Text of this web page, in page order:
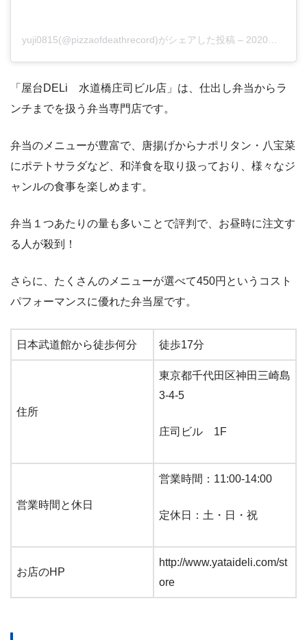
yuji0815(@pizzaofdeathrecord)がシェアした投稿 – 2020年 1月月22日午後9時06分PST
「屋台DELi 水道橋庄司ビル店」は、仕出し弁当からラ
ンチまでを扱う弁当専門店です。
弁当のメニューが豊富で、唐揚げからナポリタン・八宝菜
にポテトサラダなど、和洋食を取り扱っており、様々なジ
ャンルの食事を楽しめます。
弁当１つあたりの量も多いことで評判で、お昼時に注文す
る人が殺到！
さらに、たくさんのメニューが選べて450円というコスト
パフォーマンスに優れた弁当屋です。
日本武道館から徒歩何分 徒歩17分
住所
東京都千代田区神田三崎島
3-4-5
庄司ビル 1F
営業時間と休日
営業時間：11:00-14:00
定休日：土・日・祝
お店のHP
http://www.yataideli.com/st
ore